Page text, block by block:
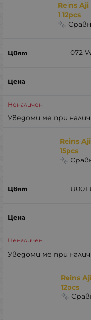
Reins Aji
1 12pcs
072
Неналичен
Уведоми ме при
Reins
15pcs
U001
Неналичен
Уведоми ме при
Reins
12pcs